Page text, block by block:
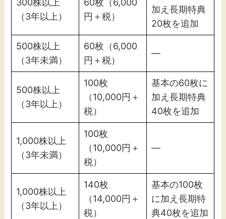
300株以上
（3年以上）
60枚（6,000
円＋税）
加え長期特典
20枚を追加
500株以上
（3年未満）
60枚（6,000
円＋税）
—
500株以上
（3年以上）
100枚
（10,000円＋
税）
基本の60枚に
加え長期特典
40枚を追加
1,000株以上
（3年未満）
100枚
（10,000円＋
税）
—
1,000株以上
（3年以上）
140枚
（14,000円＋
税）
基本の100枚
に加え長期特
典40枚を追加